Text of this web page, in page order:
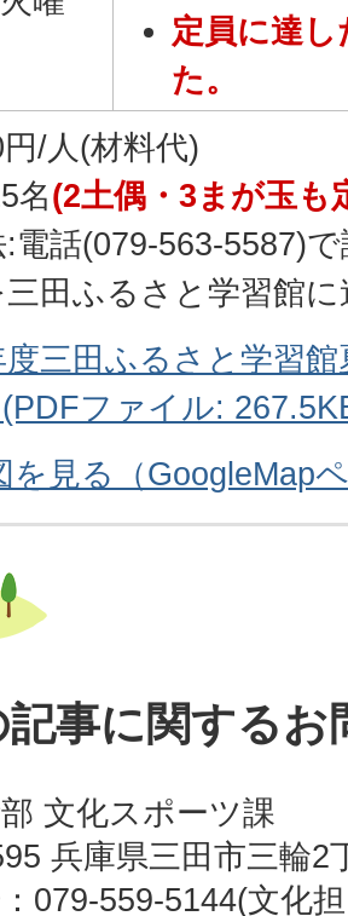
定員に達
た。
/人(材料代)
名(2土偶・3まが玉も
電話(079-563-5587)
田ふるさと学習館に
三田ふるさと学習
ファイル:
を見る（GoogleMap
記事に関するお
文化スポーツ課
兵庫県三田市三輪2
079-559-5144(文化